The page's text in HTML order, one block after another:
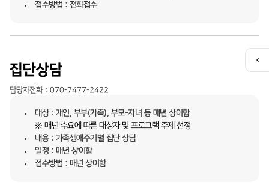
접수방법 : 전화접수
집단상담
담당자전화 : 070-7477-2422
대상 : 개인, 부부(가족), 부모-자녀 등 매년 상이함
※ 매년 수요에 따른 대상자 및 프로그램 주제 선정
내용 : 가족생애주기별 집단 상담
일정 : 매년 상이함
접수방법 : 매년 상이함
퀵
메